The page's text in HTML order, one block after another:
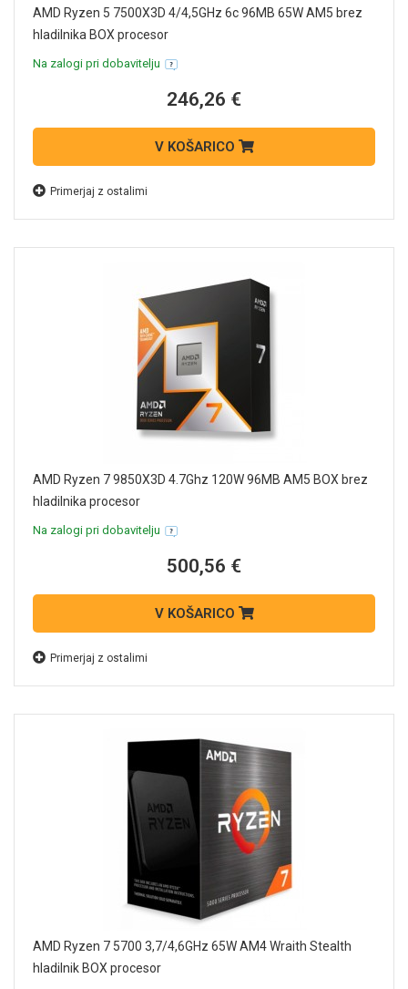
AMD Ryzen 5 7500X3D 4/4,5GHz 6c 96MB 65W AM5 brez
hladilnika BOX procesor
Na zalogi pri dobavitelju
246,26 €
V KOŠARICO
Primerjaj z ostalimi
AMD Ryzen 7 9850X3D 4.7Ghz 120W 96MB AM5 BOX brez
hladilnika procesor
Na zalogi pri dobavitelju
500,56 €
V KOŠARICO
Primerjaj z ostalimi
AMD Ryzen 7 5700 3,7/4,6GHz 65W AM4 Wraith Stealth
hladilnik BOX procesor